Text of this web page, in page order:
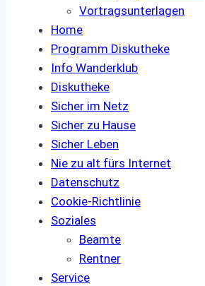
Vortragsunterlagen
Home
Programm Diskutheke
Info Wanderklub
Diskutheke
Sicher im Netz
Sicher zu Hause
Sicher Leben
Nie zu alt fürs Internet
Datenschutz
Cookie-Richtlinie
Soziales
Beamte
Rentner
Service